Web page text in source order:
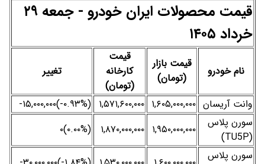
قیمت محصولات ایران خودرو - جمعه ۲۹
خرداد ۱۴۰۵
نام خودرو
قیمت بازار
(تومان)
قیمت
کارخانه
(تومان)
تغییر
وانت آریسان ۱,۶۰۵,۰۰۰,۰۰۰ ۱,۵۷۱,۶۰۰,۰۰۰ (‎-۰.۹۳%‌)‎-۱۵,۰۰۰,۰۰۰‌
سورن پلاس
(TU5P)
۱,۹۵۰,۰۰۰,۰۰۰ ۱,۸۷۰,۰۰۰,۰۰۰
(۰.۰۰%)۰
سورن پلاس